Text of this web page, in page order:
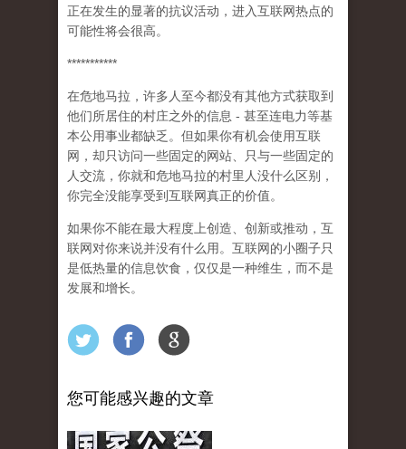
正在发生的显著的抗议活动，进入互联网热点的
可能性将会很高。
***********
在危地马拉，许多人至今都没有其他方式获取到
他们所居住的村庄之外的信息 - 甚至连电力等基
本公用事业都缺乏。但如果你有机会使用互联
网，却只访问一些固定的网站、只与一些固定的
人交流，你就和危地马拉的村里人没什么区别，
你完全没能享受到互联网真正的价值。
如果你不能在最大程度上创造、创新或推动，互
联网对你来说并没有什么用。互联网的小圈子只
是低热量的信息饮食，仅仅是一种维生，而不是
发展和增长。
您可能感兴趣的文章